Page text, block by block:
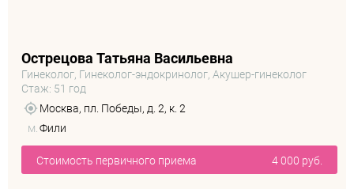
Острецова Татьяна Васильевна
Гинеколог, Гинеколог-эндокринолог, Акушер-гинеколог
Стаж: 51 год
Москва, пл. Победы, д. 2, к. 2
м. Фили
Стоимость первичного приема 4 000 руб.